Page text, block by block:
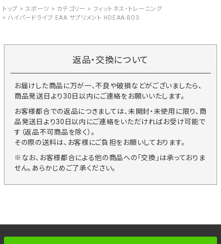
トップ
スポーツ カテゴリー
フィットネス・トレーニング
ハイパードライブ EAA サプリメント HDEAA-BO3
返品・交換について
お届けした商品に万が一、不良や破損などがございましたら、
商品発送日より30日以内にご連絡をお願いいたします。
お客様都合での返品につきましては、未開封・未使用に限り、商
品発送日より30日以内にご連絡をいただければお受け可能で
す（返品不可商品を除く）。
その際の送料は、お客様にご負担をお願いしております。
※なお、お客様都合による他の商品への「交換」は承っておりま
せん。あらかじめご了承ください。